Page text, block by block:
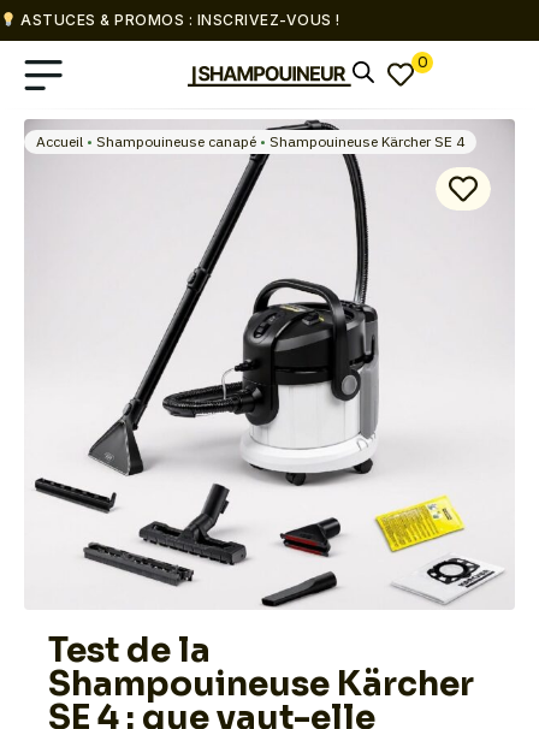
ASTUCES & PROMOS : INSCRIVEZ-VOUS !
0
Accueil • Shampouineuse canapé • Shampouineuse Kärcher SE 4
Test de la
Shampouineuse Kärcher
SE 4 : que vaut-elle